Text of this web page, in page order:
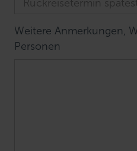
Weitere Anmerkungen,
Personen